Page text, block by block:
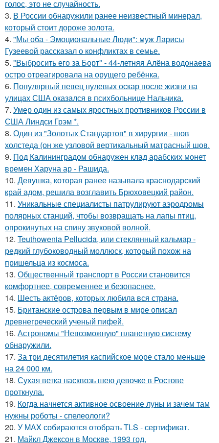
голос, это не случайность.
3. В России обнаружили ранее неизвестный минерал,
который стоит дороже золота.
4. "Мы оба - Эмоциональные Люди": муж Ларисы
Гузеевой рассказал о конфликтах в семье.
5. "Выбросить его за Борт" - 44-летняя Алёна водонаева
остро отреагировала на орущего ребёнка.
6. Популярный певец нулевых оскар после жизни на
улицах США оказался в психбольнице Нальчика.
7. Умер один из самых яростных противников России в
США Линдси Грэм *.
8. Один из "Золотых Стандартов" в хирургии - шов
холстеда (он же узловой вертикальный матрасный шов.
9. Под Калининградом обнаружен клад арабских монет
времен Харуна ар - Рашида.
10. Девушка, которая ранее называла краснодарский
край адом, решила возглавить Брюховецкий район.
11. Уникальные специалисты патрулируют аэродромы
полярных станций, чтобы возвращать на лапы птиц,
опрокинутых на спину звуковой волной.
12. Teuthowenia Pellucida, или стеклянный кальмар -
редкий глубоководный моллюск, который похож на
пришельца из космоса.
13. Общественный транспорт в России становится
комфортнее, современнее и безопаснее.
14. Шесть актёров, которых любила вся страна.
15. Британские острова первым в мире описал
древнегреческий ученый пифей.
16. Астрономы "Невозможную" планетную систему
обнаружили.
17. За три десятилетия каспийское море стало меньше
на 24 000 км.
18. Сухая ветка насквозь шею девочке в Ростове
проткнула.
19. Когда начнется активное освоение луны и зачем там
нужны роботы - спелеологи?
20. У MAX собираются отобрать TLS - сертификат.
21. Майкл Джексон в Москве, 1993 год.